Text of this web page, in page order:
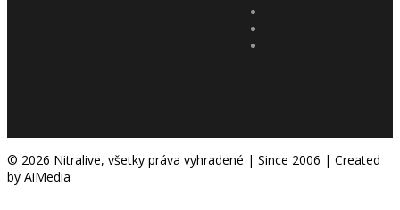
© 2026 Nitralive, všetky práva vyhradené | Since 2006 | Created
by AiMedia